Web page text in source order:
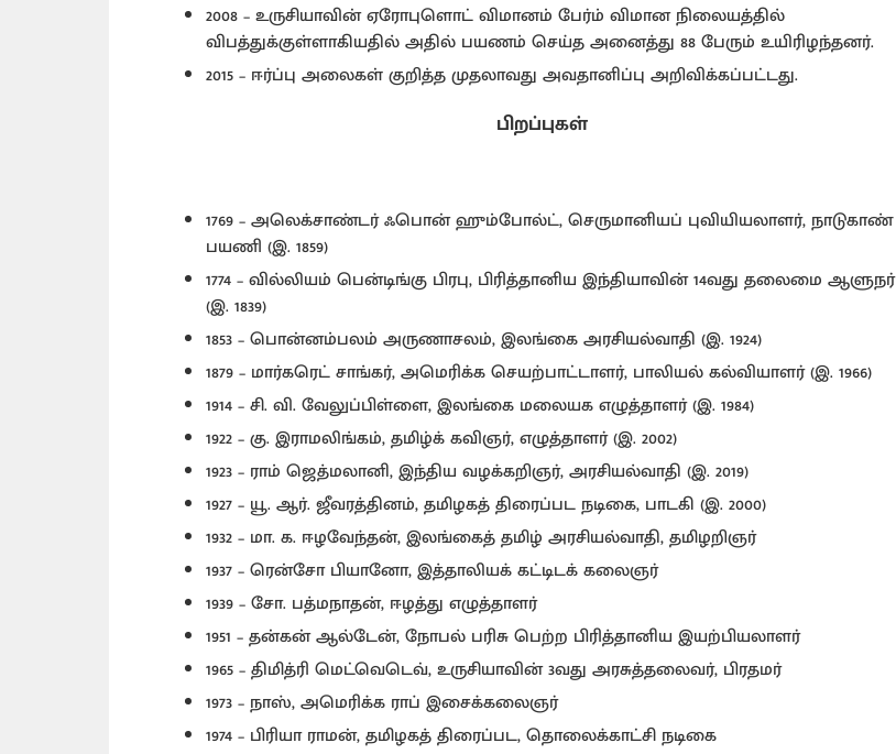
2008 – உருசியாவின் ஏரோபுளொட் விமானம் பேர்ம் விமான நிலையத்தில்
விபத்துக்குள்ளாகியதில் அதில் பயணம் செய்த அனைத்து 88 பேரும் உயிரிழந்தனர்.
2015 – ஈர்ப்பு அலைகள் குறித்த முதலாவது அவதானிப்பு அறிவிக்கப்பட்டது.
பிறப்புகள்
1769 – அலெக்சாண்டர் ஃபொன் ஹும்போல்ட், செருமானியப் புவியியலாளர், நாடுகாண்
பயணி (இ. 1859)
1774 – வில்லியம் பென்டிங்கு பிரபு, பிரித்தானிய இந்தியாவின் 14வது தலைமை ஆளுநர்
(இ. 1839)
1853 – பொன்னம்பலம் அருணாசலம், இலங்கை அரசியல்வாதி (இ. 1924)
1879 – மார்கரெட் சாங்கர், அமெரிக்க செயற்பாட்டாளர், பாலியல் கல்வியாளர் (இ. 1966)
1914 – சி. வி. வேலுப்பிள்ளை, இலங்கை மலையக எழுத்தாளர் (இ. 1984)
1922 – கு. இராமலிங்கம், தமிழ்க் கவிஞர், எழுத்தாளர் (இ. 2002)
1923 – ராம் ஜெத்மலானி, இந்திய வழக்கறிஞர், அரசியல்வாதி (இ. 2019)
1927 – யூ. ஆர். ஜீவரத்தினம், தமிழகத் திரைப்பட நடிகை, பாடகி (இ. 2000)
1932 – மா. க. ஈழவேந்தன், இலங்கைத் தமிழ் அரசியல்வாதி, தமிழறிஞர்
1937 – ரென்சோ பியானோ, இத்தாலியக் கட்டிடக் கலைஞர்
1939 – சோ. பத்மநாதன், ஈழத்து எழுத்தாளர்
1951 – தன்கன் ஆல்டேன், நோபல் பரிசு பெற்ற பிரித்தானிய இயற்பியலாளர்
1965 – திமித்ரி மெட்வெடெவ், உருசியாவின் 3வது அரசுத்தலைவர், பிரதமர்
1973 – நாஸ், அமெரிக்க ராப் இசைக்கலைஞர்
1974 – பிரியா ராமன், தமிழகத் திரைப்பட, தொலைக்காட்சி நடிகை